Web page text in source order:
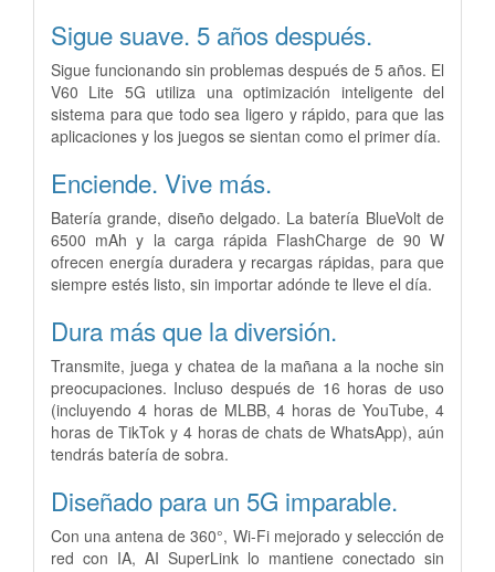
Sigue suave. 5 años después.
Sigue funcionando sin problemas después de 5 años. El
V60 Lite 5G utiliza una optimización inteligente del
sistema para que todo sea ligero y rápido, para que las
aplicaciones y los juegos se sientan como el primer día.
Enciende. Vive más.
Batería grande, diseño delgado. La batería BlueVolt de
6500 mAh y la carga rápida FlashCharge de 90 W
ofrecen energía duradera y recargas rápidas, para que
siempre estés listo, sin importar adónde te lleve el día.
Dura más que la diversión.
Transmite, juega y chatea de la mañana a la noche sin
preocupaciones. Incluso después de 16 horas de uso
(incluyendo 4 horas de MLBB, 4 horas de YouTube, 4
horas de TikTok y 4 horas de chats de WhatsApp), aún
tendrás batería de sobra.
Diseñado para un 5G imparable.
Con una antena de 360°, Wi-Fi mejorado y selección de
red con IA, AI SuperLink lo mantiene conectado sin